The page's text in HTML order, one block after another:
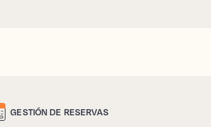
GESTIÓN DE RESERVAS